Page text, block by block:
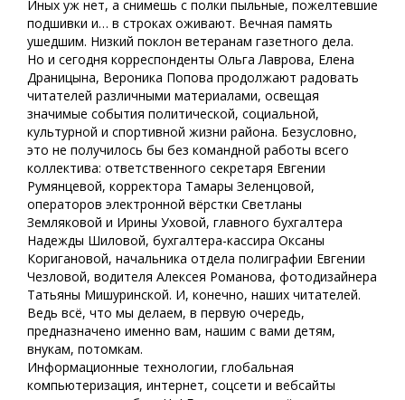
Иных уж нет, а снимешь с полки пыльные, пожелтевшие
подшивки и… в строках оживают. Вечная память
ушедшим. Низкий поклон ветеранам газетного дела.
Но и сегодня корреспонденты Ольга Лаврова, Елена
Драницына, Вероника Попова продолжают радовать
читателей различными материалами, освещая
значимые события политической, социальной,
культурной и спортивной жизни района. Безусловно,
это не получилось бы без командной работы всего
коллектива: ответственного секретаря Евгении
Румянцевой, корректора Тамары Зеленцовой,
операторов электронной вёрстки Светланы
Земляковой и Ирины Уховой, главного бухгалтера
Надежды Шиловой, бухгалтера-кассира Оксаны
Коригановой, начальника отдела полиграфии Евгении
Чезловой, водителя Алексея Романова, фотодизайнера
Татьяны Мишуринской. И, конечно, наших читателей.
Ведь всё, что мы делаем, в первую очередь,
предназначено именно вам, нашим с вами детям,
внукам, потомкам.
Информационные технологии, глобальная
компьютеризация, интернет, соцсети и вебсайты